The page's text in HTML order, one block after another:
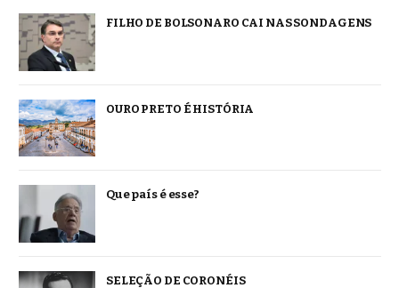
FILHO DE BOLSONARO CAI NAS SONDAGENS
OURO PRETO É HISTÓRIA
Que país é esse?
SELEÇÃO DE CORONÉIS